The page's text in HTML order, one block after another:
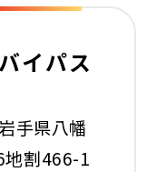
イパス
手県八幡
地割466-1